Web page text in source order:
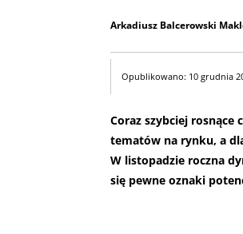
Arkadiusz Balcerowski
Opublikowano: 10 grudnia
Coraz szybciej rosnące
tematów na rynku, a
W listopadzie roczna
się pewne oznaki